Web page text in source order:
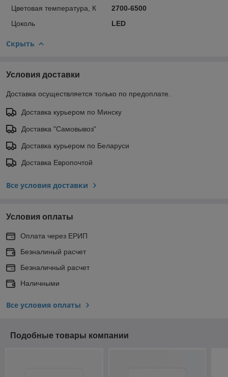
Цветовая температура, К
2700-6500
Цоколь
LED
Скрыть
Условия доставки
Доставка осуществляется только по предоплате.
Доставка курьером по Минску
Доставка "Самовывоз"
Доставка курьером по Беларуси
Доставка Европочтой
Все условия доставки
Условия оплаты
Оплата через ЕРИП
Безналиный расчет
Безналичный расчет
Наличными
Все условия оплаты
Подобные товары компании